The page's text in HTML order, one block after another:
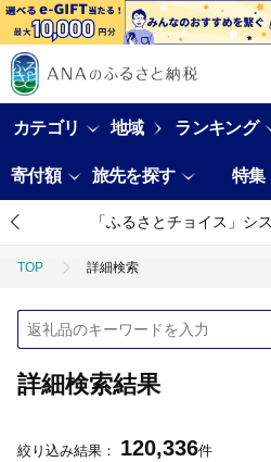
カテゴリ 地域 ランキング
寄付額 旅先を探す 特集
「ふるさとチョイス」シ
TOP 詳細検索
詳細検索結果
絞り込み結果： 120,336件